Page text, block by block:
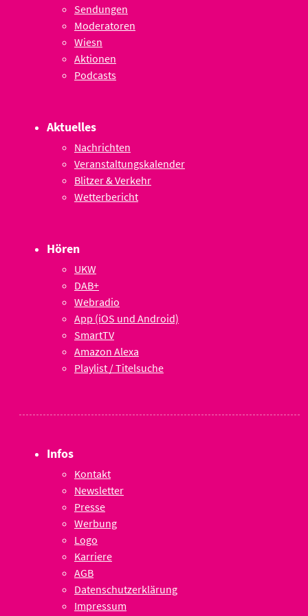
Sendungen
Moderatoren
Wiesn
Aktionen
Podcasts
Aktuelles
Nachrichten
Veranstaltungskalender
Blitzer & Verkehr
Wetterbericht
Hören
UKW
DAB+
Webradio
App (iOS und Android)
SmartTV
Amazon Alexa
Playlist / Titelsuche
Infos
Kontakt
Newsletter
Presse
Werbung
Logo
Karriere
AGB
Datenschutzerklärung
Impressum